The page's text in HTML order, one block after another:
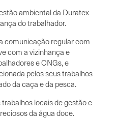
ambiental da Duratex
do trabalhador.
comunicação regular com
com a vizinhança e
e ONGs, e
pelos seus trabalhos
da caça e da pesca.
locais de gestão e
da água doce.